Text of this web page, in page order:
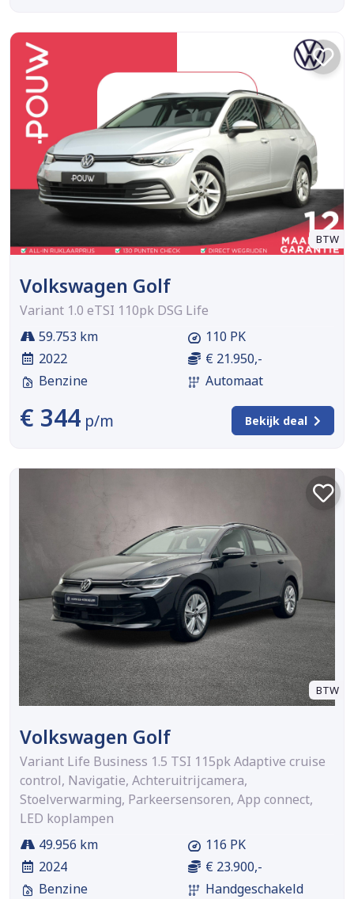
BTW
Volkswagen Golf
Variant 1.0 eTSI 110pk DSG Life
59.753 km
2022
Benzine
110 PK
€ 21.950,-
Automaat
€ 344 p/m Bekijk deal
BTW
Volkswagen Golf
Variant Life Business 1.5 TSI 115pk Adaptive cruise
control, Navigatie, Achteruitrijcamera,
Stoelverwarming, Parkeersensoren, App connect,
LED koplampen
49.956 km
2024
Benzine
116 PK
€ 23.900,-
Handgeschakeld